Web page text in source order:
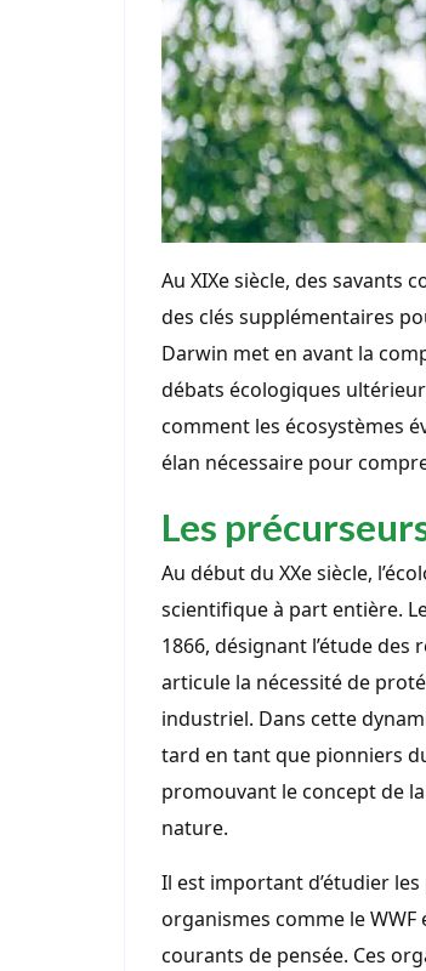
Au XIXe siècle, des savants
des clés supplémentaires
Darwin met en avant la
débats écologiques
comment les écosystèmes
élan nécessaire pour
Les
Au début du XXe siècle,
scientifique à part entière.
1866, désignant l’étude
articule la nécessité de
industriel. Dans cette
tard en tant que pionniers
promouvant le concept de
nature.
Il est important d’étudier
organismes comme le WWF
courants de pensée. Ces